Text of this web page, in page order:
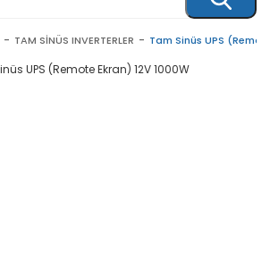
TAM SİNÜS INVERTERLER Tam Sinüs UPS